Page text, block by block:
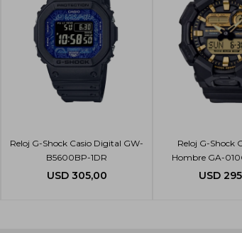
Reloj G-Shock Casio Digital GW-
B5600BP-1DR
USD 305,00
Reloj G-Shock
Hombre GA-
USD